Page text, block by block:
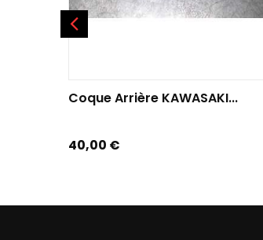
Coque Arrière KAWASAKI...
Prix
40,00 €